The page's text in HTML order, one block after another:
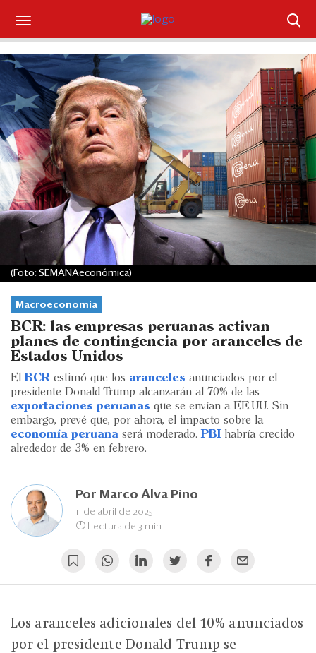
Suscríbase
Iniciar sesión
Portada
¿Qué está pasando?
Sectores y Empresas
Management
Economía y Finanzas
Legal y Política
Eventos
Blogs
Ranking CEO
Edición Impresa
Macroeconomía
BCR: las empresas peruanas activan
planes de contingencia por aranceles de
Estados Unidos
El BCR estimó que los aranceles anunciados por el
presidente Donald Trump alcanzarán al 70% de las
exportaciones peruanas que se envían a EE.UU. Sin
embargo, prevé que, por ahora, el impacto sobre la
economía peruana será moderado. PBI
habría crecido
alrededor de 3% en febrero.
Por Marco Alva Pino
11 de abril de 2025
Lectura de 3 min
(Foto: SEMANAeconómica)
Los aranceles adicionales del 10% anunciados
por el presidente Donald Trump se